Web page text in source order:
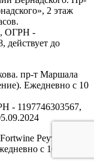
2 этаж
ОГРН -
действует до
пр-т Маршала
Ежедневно с 10
- 1197746303567,
Реутов. пр-
с 10 до 22